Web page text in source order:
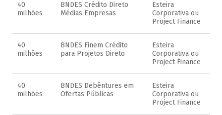
40
milhões
BNDES Crédito Direto
Médias Empresas
Esteira
Corporativa ou
Project Finance
40
milhões
BNDES Finem Crédito
para Projetos Direto
Esteira
Corporativa ou
Project Finance
40
milhões
BNDES Debêntures em
Ofertas Públicas
Esteira
Corporativa ou
Project Finance